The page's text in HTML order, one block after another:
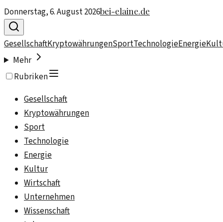
Donnerstag, 6. August 2026bei-elaine.de
GesellschaftKryptowährungenSportTechnologieEnergie
Mehr
Rubriken
Gesellschaft
Kryptowährungen
Sport
Technologie
Energie
Kultur
Wirtschaft
Unternehmen
Wissenschaft